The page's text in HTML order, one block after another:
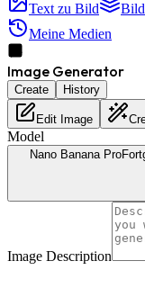
Text zu Bild
Meine Medien
Image Generator
Create History
Edit Image
Model
Nano Banana Pro
Image Description